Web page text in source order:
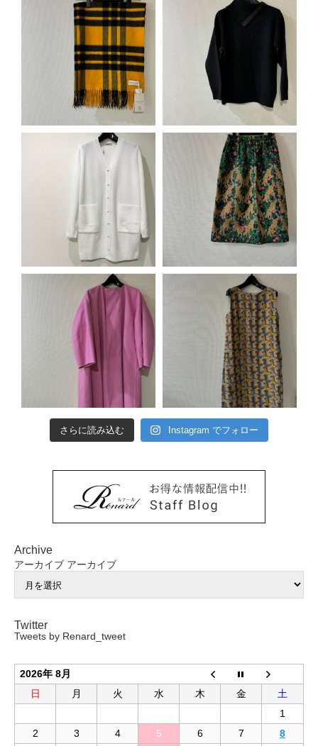
さらに読み込む Instagram でフォロー
Archive
アーカイブ アーカイブ
Twitter
Tweets by Renard_tweet
2026年 8月
日
月 火 水 木 金
土
1
2
3 4 5 6 7
8